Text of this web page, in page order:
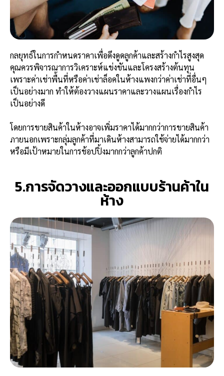
กลยุทธ์ในการกำหนดราคาเพื่อดึงดูดลูกค้าและสร้างกำไรสูงสุด
คุณควรพิจารณาการวิเคราะห์แข่งขันและโครงสร้างต้นทุน
เพราะค่าเช่าพื้นที่หรือค่าเช่าล็อคในห้างแพงกว่าค่าเช่าที่อื่นๆ
เป็นอย่างมาก ทำให้ต้องวางแผนราคาและวางแผนเรื่องกำไร
เป็นอย่างดี
โดยการขายสินค้าในห้างอาจเพิ่มราคาได้มากกว่าการขายสินค้า
ภายนอกเพราะกลุ่มลูกค้าที่มาเดินห้างสามารถใช้จ่ายได้มากกว่า
หรือมีเป้าหมายในการช้อปปิ้งมากกว่าลูกค้าปกติ
5.การจัดวางและออกแบบร้านค้าใน
ห้าง